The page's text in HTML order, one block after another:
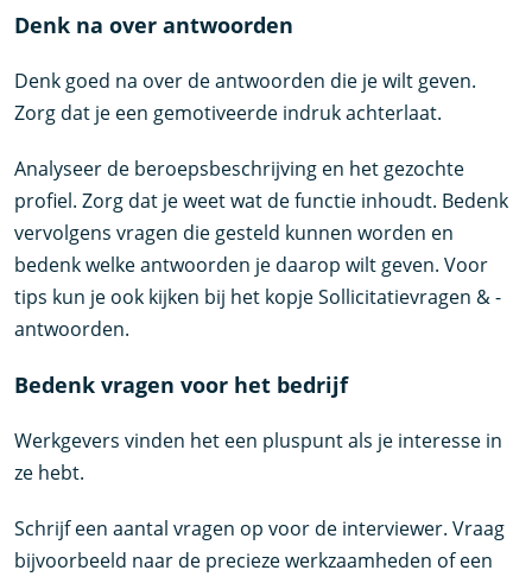
Denk na over antwoorden
Denk goed na over de antwoorden die je wilt geven.
Zorg dat je een gemotiveerde indruk achterlaat.
Analyseer de beroepsbeschrijving en het gezochte
profiel. Zorg dat je weet wat de functie inhoudt. Bedenk
vervolgens vragen die gesteld kunnen worden en
bedenk welke antwoorden je daarop wilt geven. Voor
tips kun je ook kijken bij het kopje Sollicitatievragen & -
antwoorden.
Bedenk vragen voor het bedrijf
Werkgevers vinden het een pluspunt als je interesse in
ze hebt.
Schrijf een aantal vragen op voor de interviewer. Vraag
bijvoorbeeld naar de precieze werkzaamheden of een